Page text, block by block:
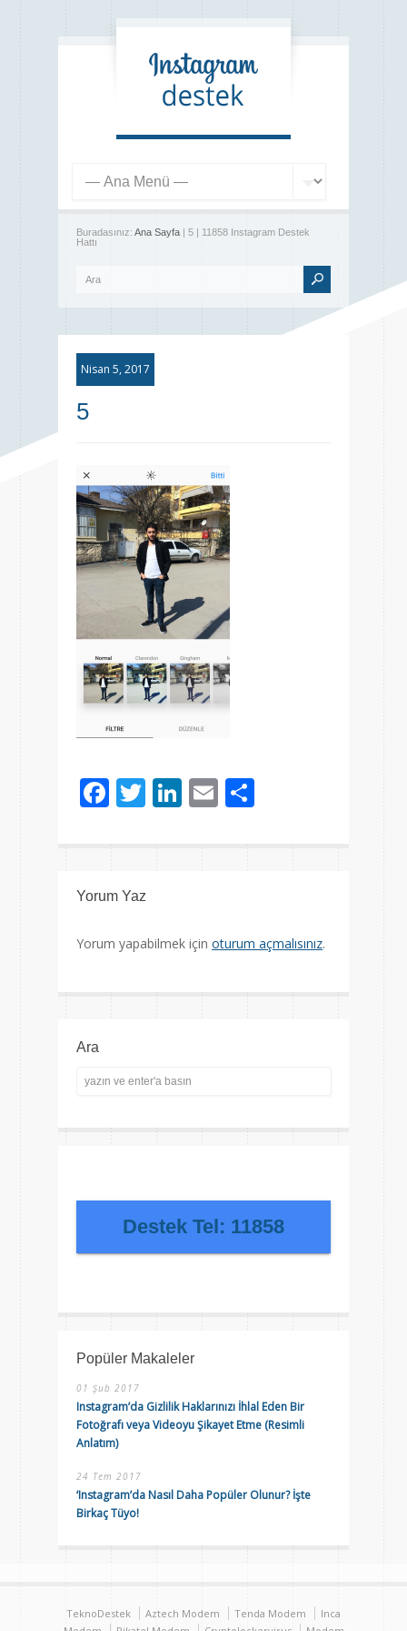
Buradasınız: Ana Sayfa | 5 | 11858 Instagram Destek
Hattı
Nisan 5, 2017
5
Facebook
Twitter
LinkedIn
Email
Yorum Yaz
Yorum yapabilmek için oturum açmalısınız.
Ara
Destek Tel: 11858
Popüler Makaleler
01 Şub 2017
Instagram’da Gizlilik Haklarınızı İhlal Eden Bir
Fotoğrafı veya Videoyu Şikayet Etme (Resimli
Anlatım)
24 Tem 2017
‘Instagram’da Nasıl Daha Popüler Olunur? İşte
Birkaç Tüyo!
TeknoDestek Aztech Modem Tenda Modem
Inca